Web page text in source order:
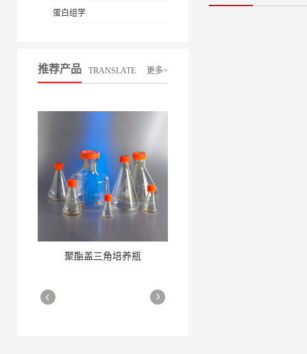
蛋白组学
推荐产品 TRANSLATE 更多>
聚酯盖三角培养瓶